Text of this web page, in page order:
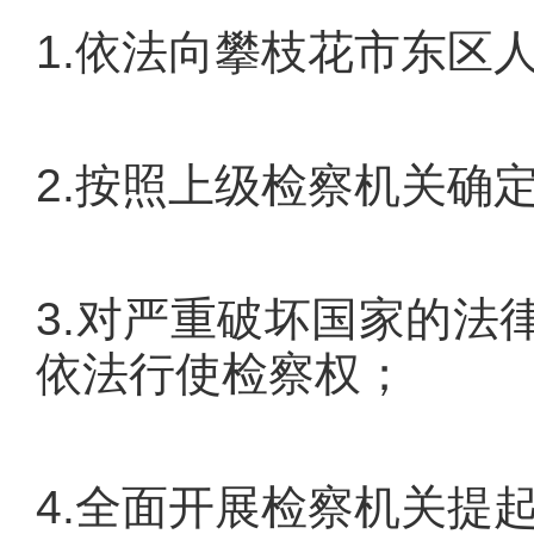
1.依法向攀枝花市东区
2.按照上级检察机关确
3.对严重破坏国家的法
依法行使检察权；
4.全面开展检察机关提